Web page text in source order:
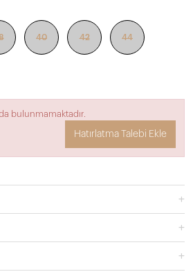
40 42 44
bulunmamaktadır.
Hatırlatma Talebi Ekle